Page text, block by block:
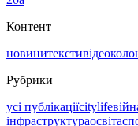
Контент
новинитекстивідео
Рубрики
усі публікаціїcitylife
інфраструктураосвіта